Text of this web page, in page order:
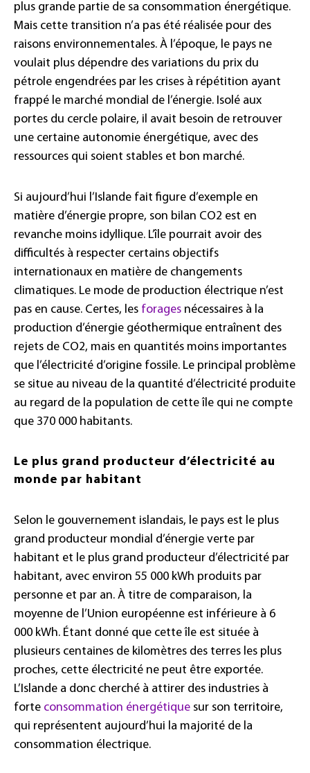
plus grande partie de sa consommation énergétique.
Mais cette transition n’a pas été réalisée pour des
raisons environnementales. À l’époque, le pays ne
voulait plus dépendre des variations du prix du
pétrole engendrées par les crises à répétition ayant
frappé le marché mondial de l’énergie. Isolé aux
portes du cercle polaire, il avait besoin de retrouver
une certaine autonomie énergétique, avec des
ressources qui soient stables et bon marché.
Si aujourd’hui l’Islande fait figure d’exemple en
matière d’énergie propre, son bilan CO2 est en
revanche moins idyllique. L’île pourrait avoir des
difficultés à respecter certains objectifs
internationaux en matière de changements
climatiques. Le mode de production électrique n’est
pas en cause. Certes, les forages nécessaires à la
production d’énergie géothermique entraînent des
rejets de CO2, mais en quantités moins importantes
que l’électricité d’origine fossile. Le principal problème
se situe au niveau de la quantité d’électricité produite
au regard de la population de cette île qui ne compte
que 370 000 habitants.
Le plus grand producteur d’électricité au
monde par habitant
Selon le gouvernement islandais, le pays est le plus
grand producteur mondial d’énergie verte par
habitant et le plus grand producteur d’électricité par
habitant, avec environ 55 000 kWh produits par
personne et par an. À titre de comparaison, la
moyenne de l’Union européenne est inférieure à 6
000 kWh. Étant donné que cette île est située à
plusieurs centaines de kilomètres des terres les plus
proches, cette électricité ne peut être exportée.
L’Islande a donc cherché à attirer des industries à
forte consommation énergétique sur son territoire,
qui représentent aujourd’hui la majorité de la
consommation électrique.